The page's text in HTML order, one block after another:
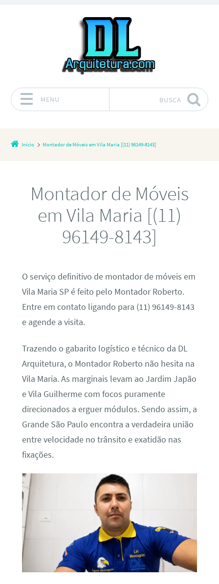
MENU BUSCA
Início Montador de Móveis em Vila Maria [(11) 96149-8143]
Montador de Móveis
em Vila Maria [(11)
96149-8143]
O serviço definitivo de montador de móveis em
Vila Maria SP é feito pelo Montador Roberto.
Entre em contato ligando para (11) 96149-8143
e agende a visita.
Trazendo o gabarito logístico e técnico da DL
Arquitetura, o Montador Roberto não hesita na
Vila Maria. As marginais levam ao Jardim Japão
e Vila Guilherme com focos puramente
direcionados a erguer módulos. Sendo assim, a
Grande São Paulo encontra a verdadeira união
entre velocidade no trânsito e exatidão nas
fixações.